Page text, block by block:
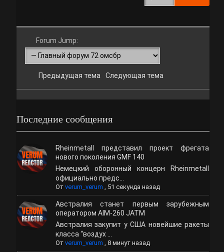
Forum Jump:
Предыдущая тема Следующая тема
Последние сообщения
Rheinmetall представил проект фрегата
нового поколения GMF 140
Немецкий оборонный концерн Rheinmetall
официально предс...
От verum_verum , 51 секунда назад
Австралия станет первым зарубежным
оператором AIM-260 JATM
Австралия закупит у США новейшие ракеты
класса “воздух ...
От verum_verum , 8 минут назад